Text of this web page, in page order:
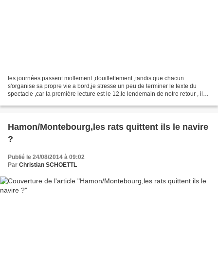
les journées passent mollement ,douillettement ,tandis que chacun
s'organise sa propre vie a bord,je stresse un peu de terminer le texte du
spectacle ,car la première lecture est le 12,le lendemain de notre retour , il
Hamon/Montebourg,les rats quittent ils le navire
?
Publié le 24/08/2014 à 09:02
Par Christian SCHOETTL